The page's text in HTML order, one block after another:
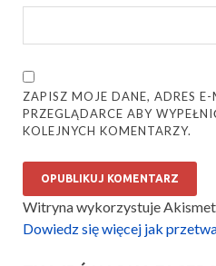
ZAPISZ MOJE DANE, ADRES
PRZEGLĄDARCE ABY
KOLEJNYCH KOMENTARZY.
Witryna wykorzystuje
Dowiedz się więcej jak